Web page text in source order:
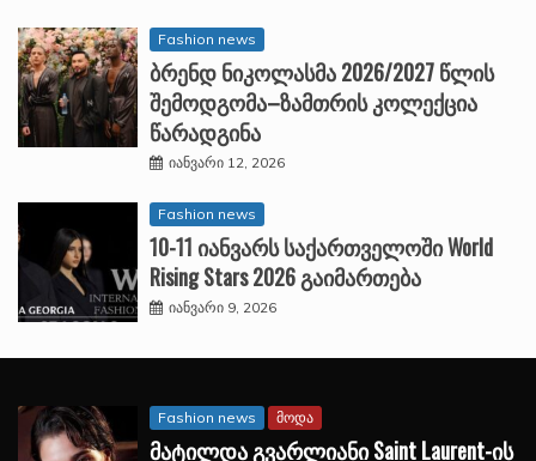
Fashion news
ბრენდ ნიკოლასმა 2026/2027 წლის
შემოდგომა–ზამთრის კოლექცია
წარადგინა
იანვარი 12, 2026
Fashion news
10-11 იანვარს საქართველოში World
Rising Stars 2026 გაიმართება
იანვარი 9, 2026
Fashion news მოდა
მატილდა გვარლიანი Saint Laurent-ის